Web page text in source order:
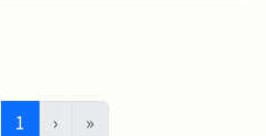
1 (目前頁次)
› »